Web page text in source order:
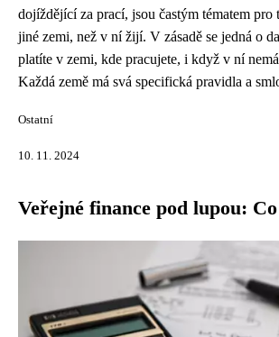
dojíždějící za prací, jsou častým tématem
jiné zemi, než v ní žijí. V zásadě se jedná o
platíte v zemi, kde pracujete, i když v ní
Každá země má svá specifická pravidla a
Ostatní
10. 11. 2024
Veřejné finance pod lupou: Co